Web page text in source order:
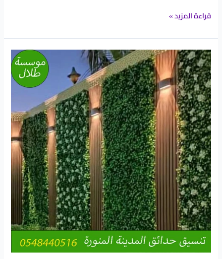
قراءة المزيد »
استغلال
السطح
حديقة
|
زراعة
الاسطح
المنزلية